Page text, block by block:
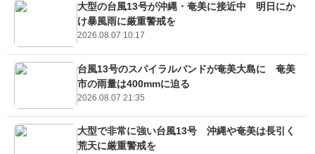
大型の台風13号が沖縄・奄美に接近中 明日にか
け暴風雨に厳重警戒を
2026.08.07 10:17
台風13号のスパイラルバンドが奄美大島に 奄美
市の雨量は400mmに迫る
2026.08.07 21:35
大型で非常に強い台風13号 沖縄や奄美は長引く
荒天に厳重警戒を